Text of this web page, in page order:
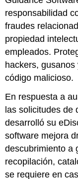
responsabilidad
fraudes
propiedad
empleados.
hackers,
código malicioso.
En respuesta a
las solicitudes de
desarrolló su
software mejora
descubrimiento a
recopilación,
se requiere en